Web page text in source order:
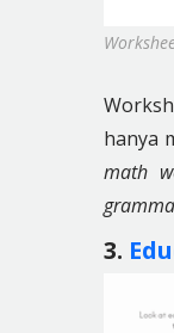
hanya
math
3.